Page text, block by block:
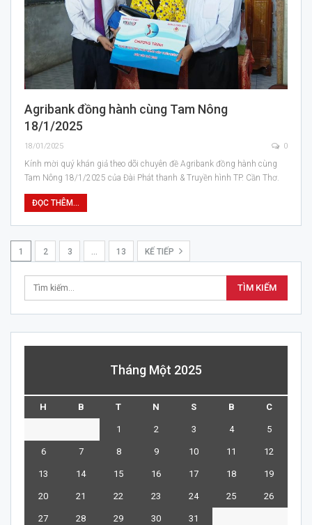
Agribank đồng hành cùng Tam Nông
18/1/2025
18/01/2025 0
Kính mời quý khán giả theo dõi chuyên đề Agribank đồng hành cùng
Tam Nông 18/1/2025 của Đài Phát thanh & Truyền hình TP. Cần Thơ.
ĐỌC THÊM...
1 2 3 … 13 KẾ TIẾP
Tháng Một 2025
H B T N S B C
1 2 3 4 5
6 7 8 9 10 11 12
13 14 15 16 17 18 19
20 21 22 23 24 25 26
27 28 29 30
31